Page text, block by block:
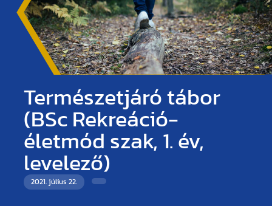
Természetjáró tábor
(BSc Rekreáció-
életmód szak, 1. év,
levelező)
2021. július 22.